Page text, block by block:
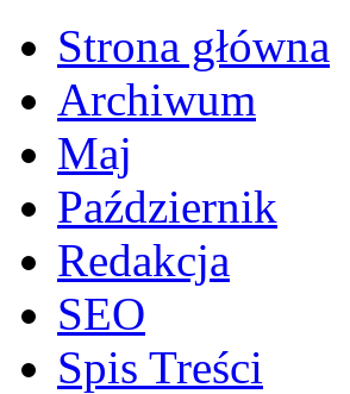
Strona główna
Archiwum
Maj
Październik
Redakcja
SEO
Spis Treści